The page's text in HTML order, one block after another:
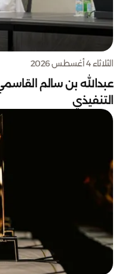
الثلاثاء 4 أغسطس 2026
عبدالله بن سالم
التنفيذي